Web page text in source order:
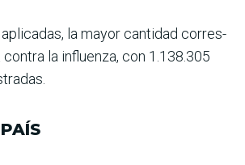
la mayor cantidad corres­
la influenza, con 1.138.305